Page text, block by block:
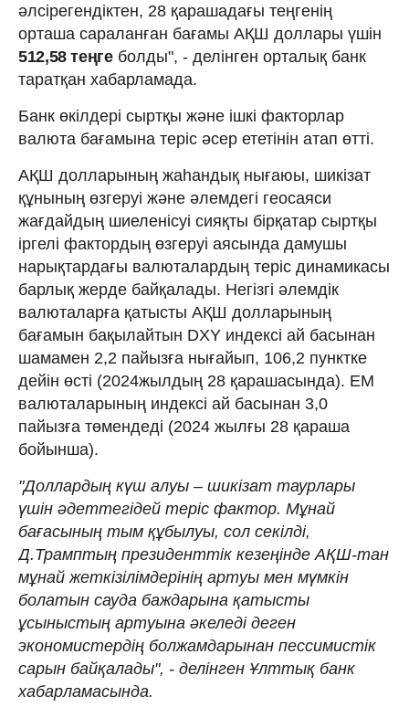
әлсірегендіктен, 28 қарашадағы теңгенің
орташа сараланған бағамы АҚШ доллары үшін
512,58 теңгеболды", - делінген орталық банк
таратқан хабарламада.
Банк өкілдері сыртқы және ішкі факторлар
валюта бағамына теріс әсер ететінін атап өтті.
АҚШ долларының жаһандық нығаюы, шикізат
құнының өзгеруі және әлемдегі геосаяси
жағдайдың шиеленісуі сияқты бірқатар сыртқы
іргелі фактордың өзгеруі аясында дамушы
нарықтардағы валюталардың теріс динамикасы
барлық жерде байқалады. Негізгі әлемдік
валюталарға қатысты АҚШ долларының
бағамын бақылайтын DXY индексі ай басынан
шамамен 2,2 пайызға нығайып, 106,2 пунктке
дейін өсті (2024жылдың 28 қарашасында). ЕМ
валюталарының индексі ай басынан 3,0
пайызға төмендеді (2024 жылғы 28 қараша
бойынша).
"Доллардың күш алуы – шикізат таурлары
үшін әдеттегідей теріс фактор. Мұнай
бағасының тым құбылуы, сол секілді,
Д.Трамптың президенттік кезеңінде АҚШ-тан
мұнай жеткізілімдерінің артуы мен мүмкін
болатын сауда баждарына қатысты
ұсыныстың артуына әкеледі деген
экономистердің болжамдарынан пессимистік
сарын байқалады", - делінген Ұлттық банк
хабарламасында.